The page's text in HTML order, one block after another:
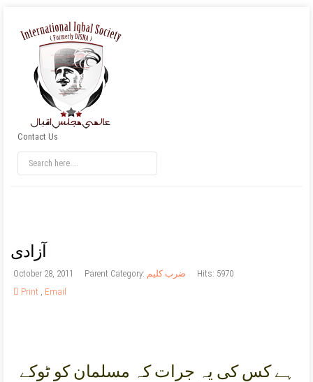
Contact Us
آزادی
October 28, 2011 Parent Category: ضرب کلیم
Hits: 5970
Print , Email
ہے کس کی يہ جرات کہ مسلمان کو ٹوکے